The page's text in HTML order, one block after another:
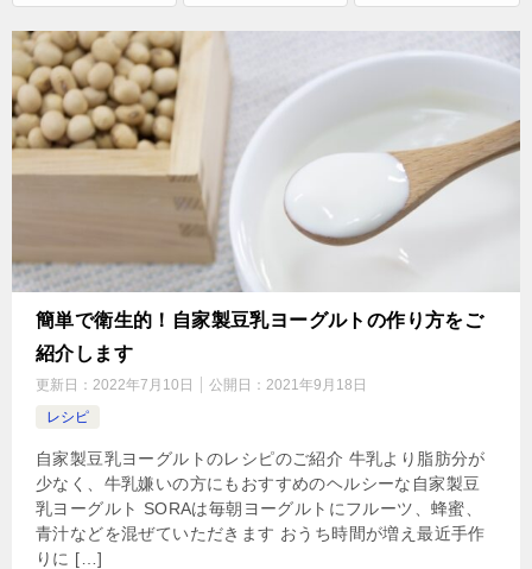
簡単で衛生的！自家製豆乳ヨーグルトの作り方をご
紹介します
更新日： 2022年7月10日 公開日： 2021年9月18日
レシピ
自家製豆乳ヨーグルトのレシピのご紹介 牛乳より脂肪分が
少なく、牛乳嫌いの方にもおすすめのヘルシーな自家製豆
乳ヨーグルト SORAは毎朝ヨーグルトにフルーツ、蜂蜜、
青汁などを混ぜていただきます おうち時間が増え最近手作
りに […]